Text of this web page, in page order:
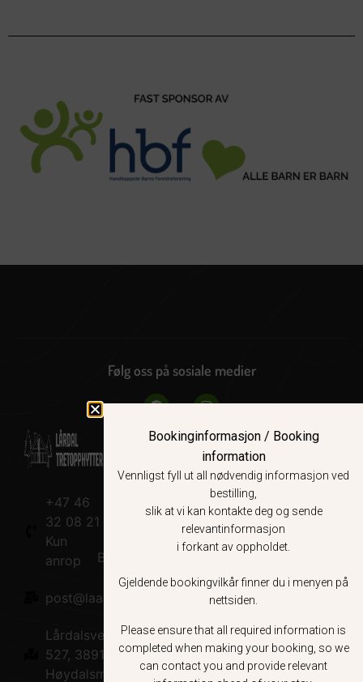
Følg oss på sosiale medier
+47 46
32 08 21
Kun
anrop
post@laardaltretopphytter.no
Lårdalsvegen
527, 3891
Høydalsmo
Nettsted
Bærekraftsmål
Veivalg for
Lårdal
Badstue
Booking
Vilkår
Book nå
Om oss
Bookinginformasjon / Booking
information
Vennligst fyll ut all nødvendig informasjon ved
bestilling,
slik at vi kan kontakte deg og sende
relevantinformasjon
i forkant av oppholdet.
Gjeldende bookingvilkår finner du i menyen på
nettsiden.
Please ensure that all required information is
completed when making your booking, so we
can contact you and provide relevant